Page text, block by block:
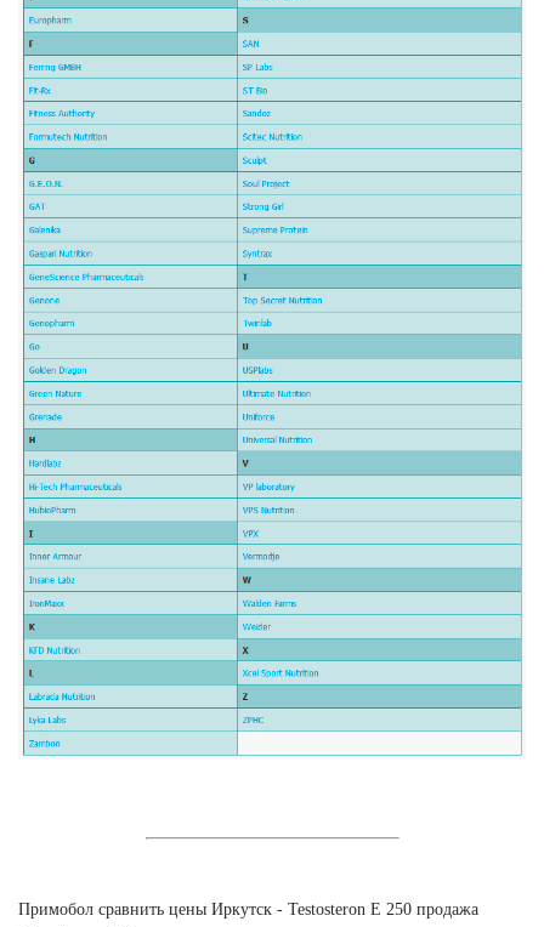
Примобол сравнить цены Иркутск - Testosteron E 250 продажа